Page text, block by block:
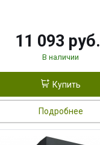
11 093 руб.
В наличии
Купить
Подробнее